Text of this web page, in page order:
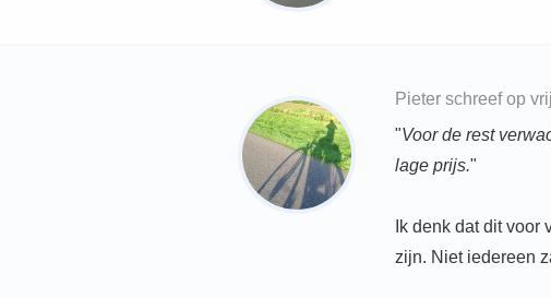
Pieter schreef op
"Voor de rest
lage prijs."
Ik denk dat dit
zijn. Niet iedereen